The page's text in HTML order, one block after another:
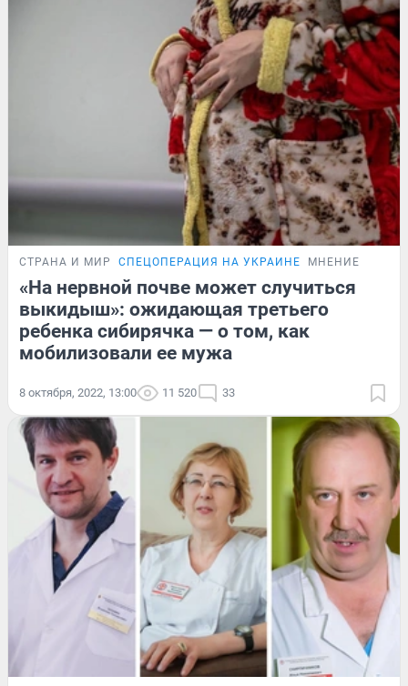
СТРАНА И МИР СПЕЦОПЕРАЦИЯ НА УКРАИНЕ МНЕНИЕ
«На нервной почве может случиться
выкидыш»: ожидающая третьего
ребенка сибирячка — о том, как
мобилизовали ее мужа
8 октября, 2022, 13:00 11 520 33